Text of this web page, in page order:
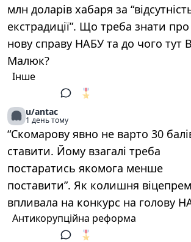
млн доларів хабаря за
екстрадиції”. Що треба знати про
нову справу НАБУ та до чого тут
Малюк?
Інше
🎖️
u/antac
1 день тому
“Скомарову явно не варто 30
ставити. Йому взагалі треба
постаратись якомога менше
поставити”. Як колишня
впливала на конкурс на голову
Антикорупційна реформа
🎖️